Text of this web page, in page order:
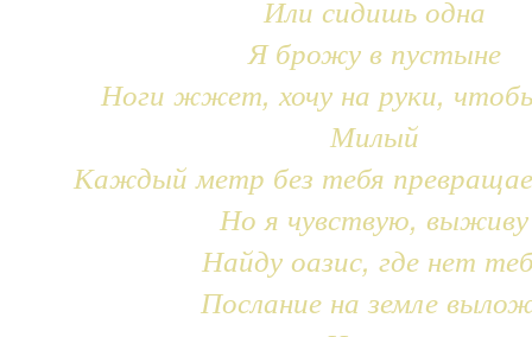
Или сидишь одна
Я брожу в пустыне
Ноги жжет, хочу на руки,
Милый
Каждый метр без тебя
Но я чувствую, выживу
Найду оазис, где нет
Послание на земле